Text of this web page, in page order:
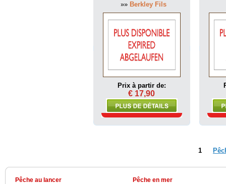
»» Berkley Fils
Prix à partir de:
€ 17,90
1
Pêche au lancer Pêche en mer